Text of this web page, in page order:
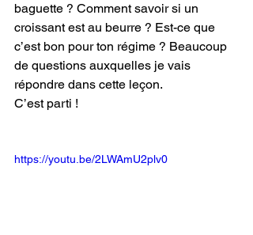
baguette ? Comment savoir si un
croissant est au beurre ? Est-ce que
c’est bon pour ton régime ? Beaucoup
de questions auxquelles je vais
répondre dans cette leçon.
C’est parti !
https://youtu.be/2LWAmU2plv0